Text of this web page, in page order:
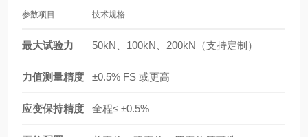
参数项目 技术规格
最大试验力 50kN、100kN、200kN（支持定制）
力值测量精度 ±0.5% FS 或更高
应变保持精度 全程≤ ±0.5%